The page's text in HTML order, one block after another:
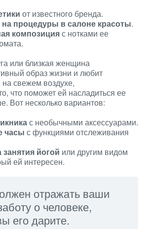
от известного бренда.
процедуры в салоне красоты.
композицияс нотками ее
или близкая женщина
образ жизни и любит
свежем воздухе,
что поможет ей насладиться ее
Вот несколько вариантов:
с необычными аксессуарами.
часы с функциями отслеживания
йогой или другим видом
ей интересен.
отражать ваши
о человеке,
его дарите.